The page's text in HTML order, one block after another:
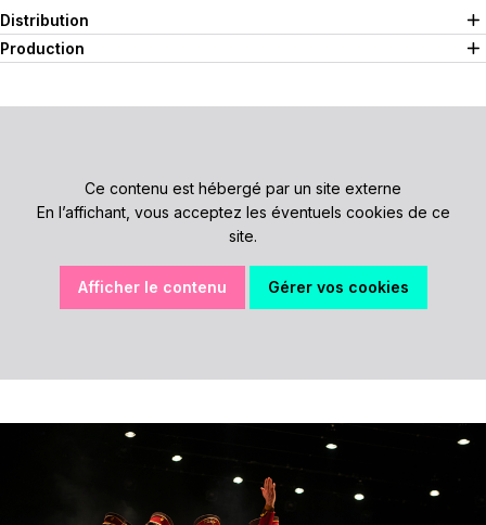
Distribution
Production
Ce contenu est hébergé par un site externe
En l’affichant, vous acceptez les éventuels cookies de ce
site.
Afficher le contenu Gérer vos cookies